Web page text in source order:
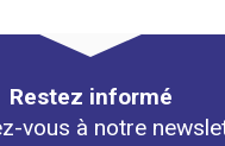
Restez informé
vous à notre